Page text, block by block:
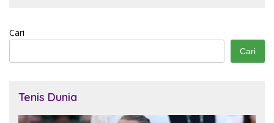
Cari
Cari
Tenis Dunia